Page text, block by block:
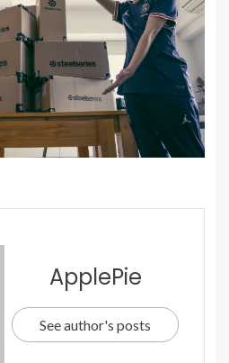
ApplePie
See author's posts